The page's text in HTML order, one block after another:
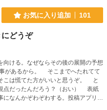
お気に入り追加 101
どうぞ
ける。なぜならその後の展開の予想
こまでへたれてて
こは慌てた方がいいと思うぞ。 と
ったんだろう？（おい） 表紙
なんかぞわぞわする。投稿アプリで
ど投稿も閲覧も基本PCでやってた